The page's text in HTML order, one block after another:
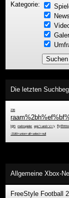
Kategorie:
News
Die letzten
236
ign mehrspieler epic''+and+'x'='y
-2180+union+all+select+null
Allgemeine Xbox-
FreeStyle Football